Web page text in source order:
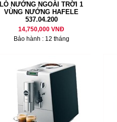
LÒ NƯỚNG NGOÀI TRỜI 1
VÙNG NƯỚNG HAFELE
537.04.200
14,750,000 VNĐ
Bảo hành : 12 tháng